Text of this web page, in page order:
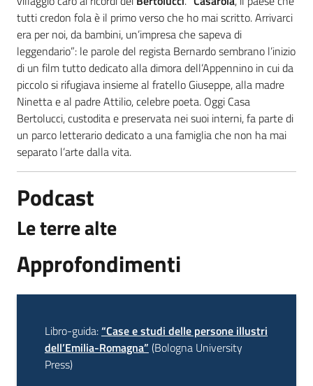
tutti credon fola è il primo verso che ho mai scritto. Arrivarci
era per noi, da bambini, un’impresa che sapeva di
leggendario”: le parole del regista Bernardo sembrano l’inizio
di un film tutto dedicato alla dimora dell’Appennino in cui da
piccolo si rifugiava insieme al fratello Giuseppe, alla madre
Ninetta e al padre Attilio, celebre poeta. Oggi Casa
Bertolucci, custodita e preservata nei suoi interni, fa parte di
un parco letterario dedicato a una famiglia che non ha mai
separato l’arte dalla vita.
Podcast
Le terre alte
Approfondimenti
Libro-guida:“Case e studi delle persone illustri
dell’Emilia-Romagna” (Bologna University
Press)